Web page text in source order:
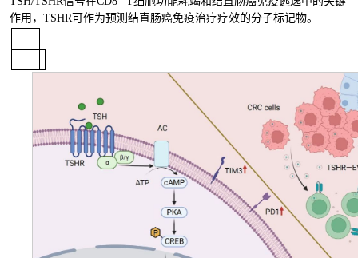
作用，TSHR可作为预测结直肠癌免疫治疗疗效的分子标记物。